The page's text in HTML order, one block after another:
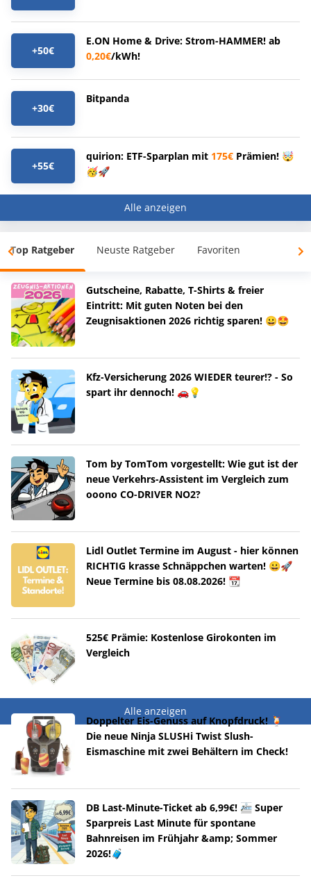
+50€
E.ON Home & Drive: Strom-HAMMER! ab
0,20€/kWh!
+30€
Bitpanda
+55€
quirion: ETF-Sparplan mit 175€ Prämien! 🤯
🥳🚀
Alle anzeigen
Top Ratgeber Neuste Ratgeber Favoriten
Gutscheine, Rabatte, T-Shirts & freier
Eintritt: Mit guten Noten bei den
Zeugnisaktionen 2026 richtig sparen! 😀🤩
Kfz-Versicherung 2026 WIEDER teurer!? - So
spart ihr dennoch! 🚗💡
Tom by TomTom vorgestellt: Wie gut ist der
neue Verkehrs-Assistent im Vergleich zum
ooono CO-DRIVER NO2?
Lidl Outlet Termine im August - hier können
RICHTIG krasse Schnäppchen warten! 😀🚀
Neue Termine bis 08.08.2026! 📆
525€ Prämie: Kostenlose Girokonten im
Vergleich
Alle anzeigen
Doppelter Eis-Genuss auf Knopfdruck! 🍹
Die neue Ninja SLUSHi Twist Slush-
Eismaschine mit zwei Behältern im Check!
DB Last-Minute-Ticket ab 6,99€! 🚈 Super
Sparpreis Last Minute für spontane
Bahnreisen im Frühjahr &amp; Sommer
2026!🧳